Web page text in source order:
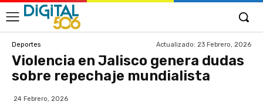
Deportes Actualizado: 23 Febrero, 2026
Violencia en Jalisco genera dudas
sobre repechaje mundialista
24 Febrero, 2026